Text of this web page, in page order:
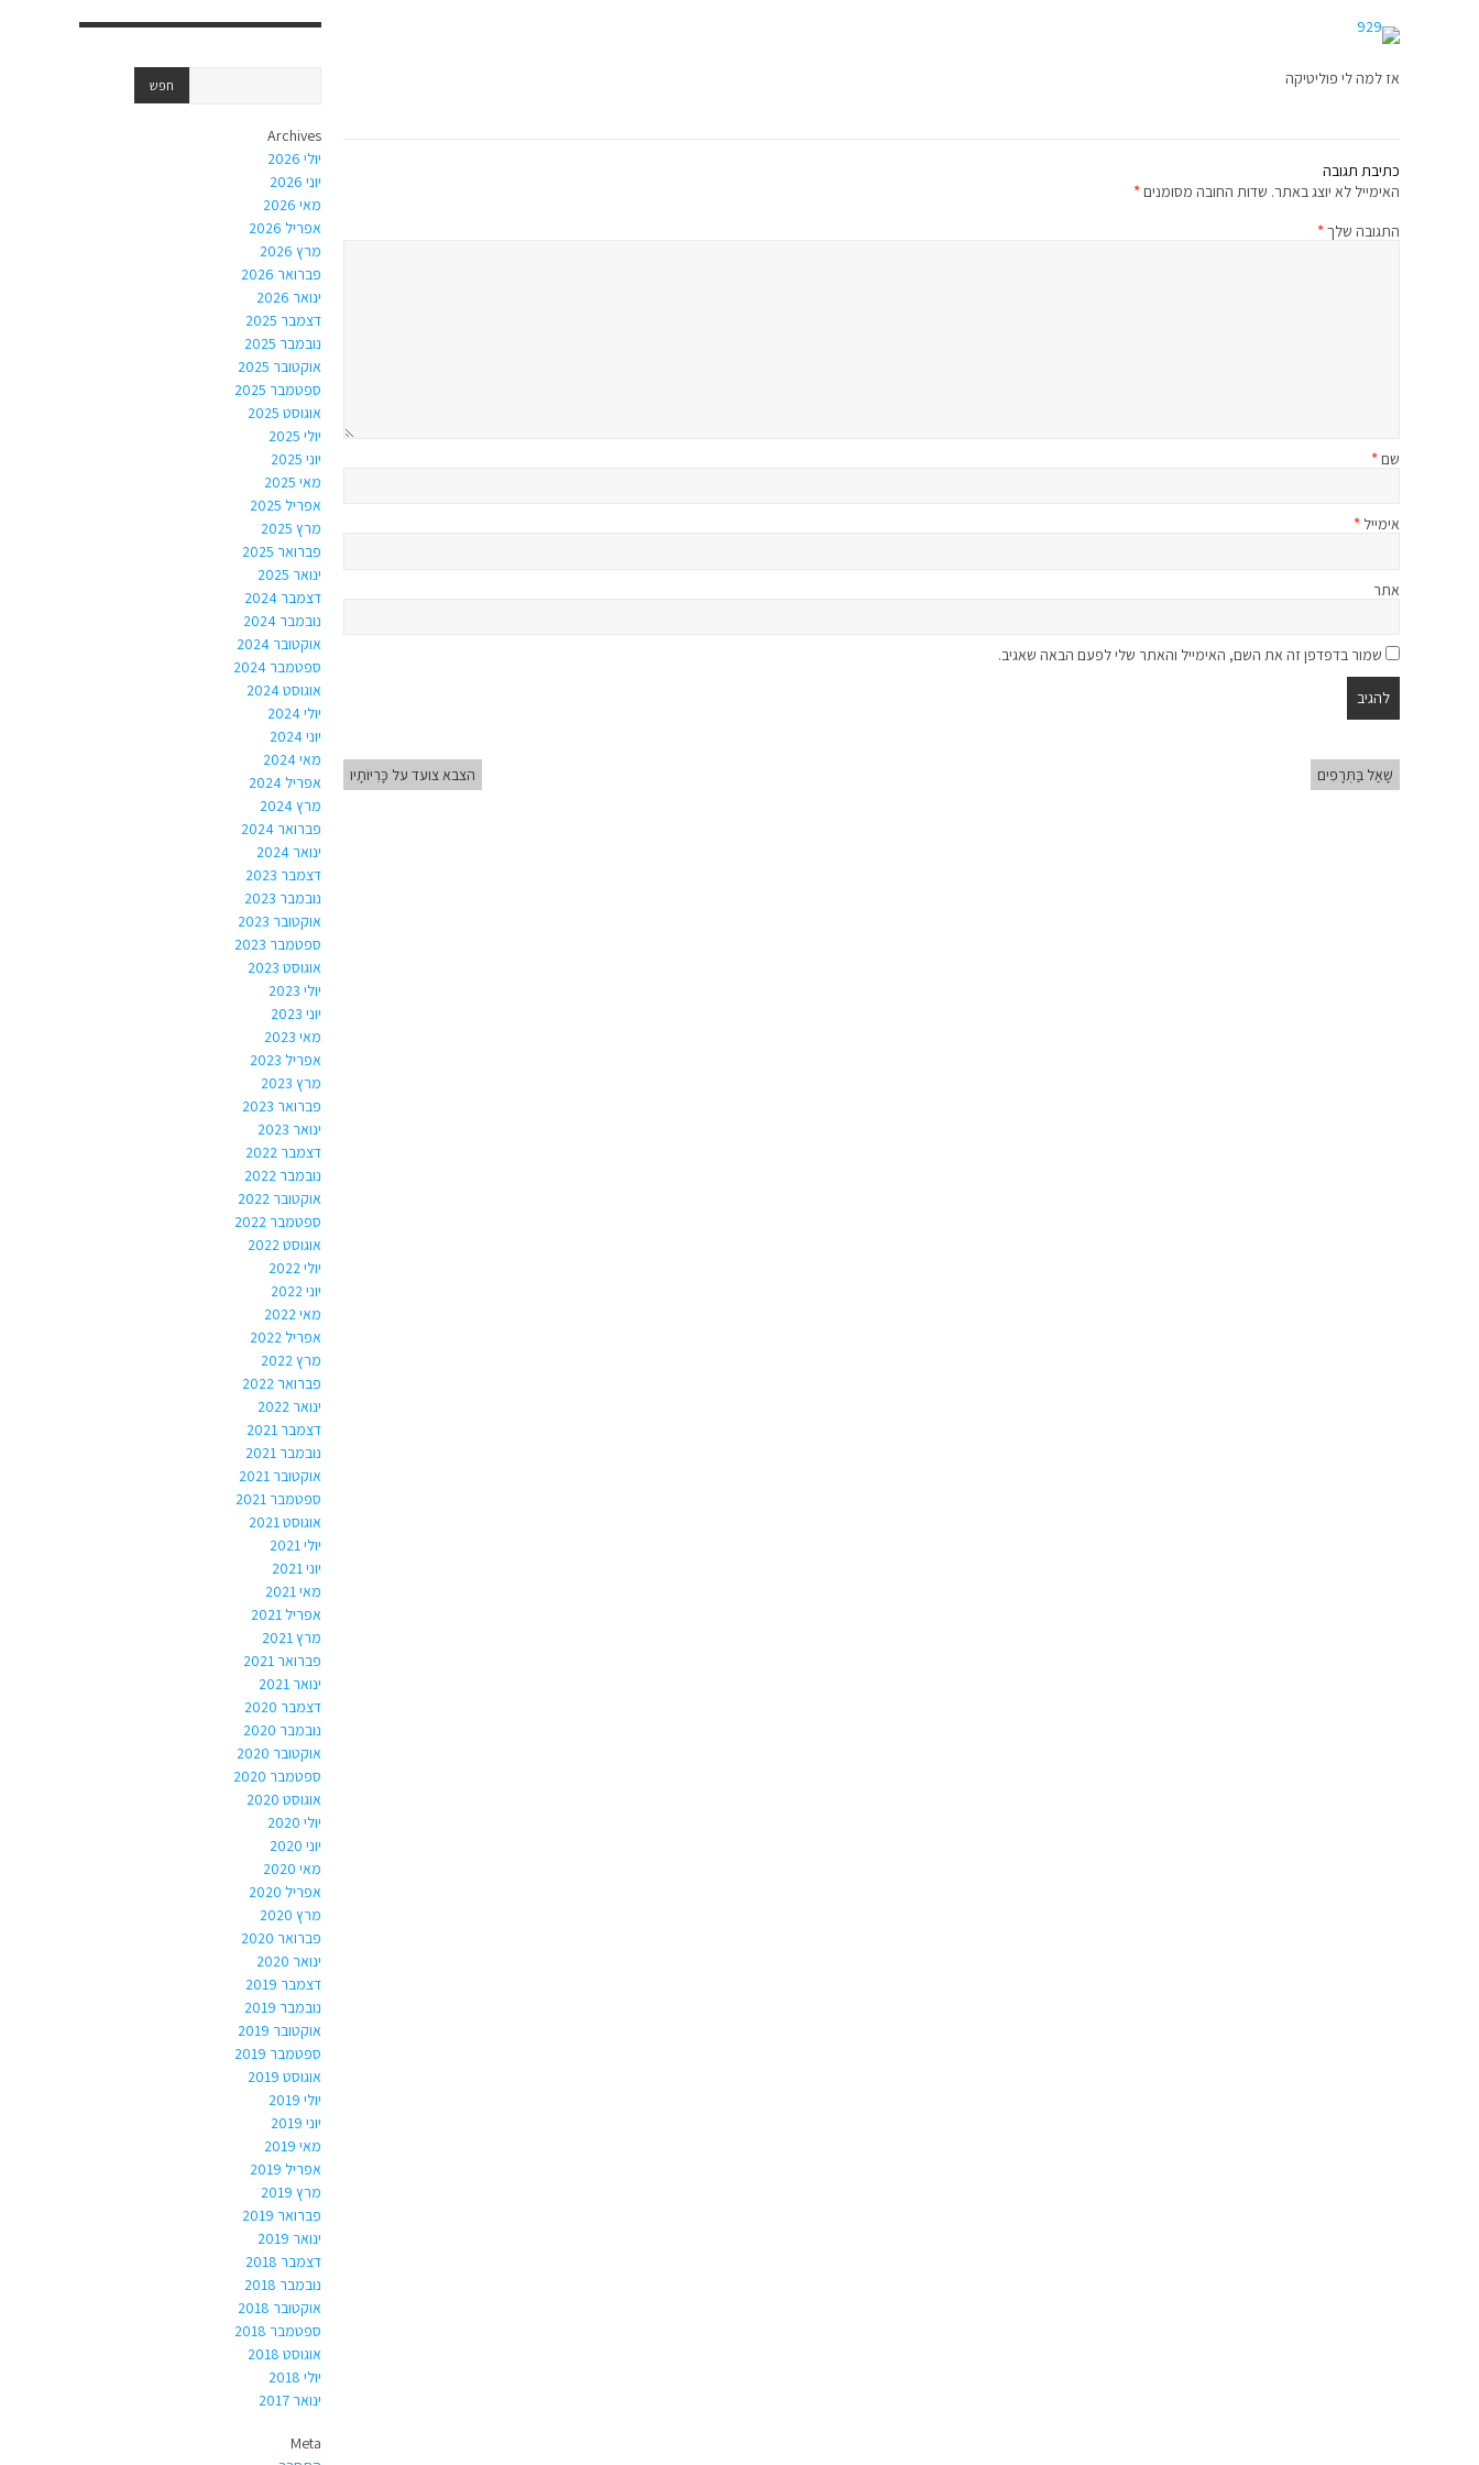
אז למה לי פוליטיקה
כתיבת תגובה
האימייל לא יוצג באתר. שדות החובה מסומנים*
התגובה שלך*
שם*
אימייל *
אתר
שמור בדפדפן זה את השם, האימייל והאתר שלי לפעם הבאה שאגיב.
שָׁאַל בַּתְּרָפִים הצבא צועד על כָּרִיּוֹתָיו
Archives
יולי 2026
יוני 2026
מאי 2026
אפריל 2026
מרץ 2026
פברואר 2026
ינואר 2026
דצמבר 2025
נובמבר 2025
אוקטובר 2025
ספטמבר 2025
אוגוסט 2025
יולי 2025
יוני 2025
מאי 2025
אפריל 2025
מרץ 2025
פברואר 2025
ינואר 2025
דצמבר 2024
נובמבר 2024
אוקטובר 2024
ספטמבר 2024
אוגוסט 2024
יולי 2024
יוני 2024
מאי 2024
אפריל 2024
מרץ 2024
פברואר 2024
ינואר 2024
דצמבר 2023
נובמבר 2023
אוקטובר 2023
ספטמבר 2023
אוגוסט 2023
יולי 2023
יוני 2023
מאי 2023
אפריל 2023
מרץ 2023
פברואר 2023
ינואר 2023
דצמבר 2022
נובמבר 2022
אוקטובר 2022
ספטמבר 2022
אוגוסט 2022
יולי 2022
יוני 2022
מאי 2022
אפריל 2022
מרץ 2022
פברואר 2022
ינואר 2022
דצמבר 2021
נובמבר 2021
אוקטובר 2021
ספטמבר 2021
אוגוסט 2021
יולי 2021
יוני 2021
מאי 2021
אפריל 2021
מרץ 2021
פברואר 2021
ינואר 2021
דצמבר 2020
נובמבר 2020
אוקטובר 2020
ספטמבר 2020
אוגוסט 2020
יולי 2020
יוני 2020
מאי 2020
אפריל 2020
מרץ 2020
פברואר 2020
ינואר 2020
דצמבר 2019
נובמבר 2019
אוקטובר 2019
ספטמבר 2019
אוגוסט 2019
יולי 2019
יוני 2019
מאי 2019
אפריל 2019
מרץ 2019
פברואר 2019
ינואר 2019
דצמבר 2018
נובמבר 2018
אוקטובר 2018
ספטמבר 2018
אוגוסט 2018
יולי 2018
ינואר 2017
Meta